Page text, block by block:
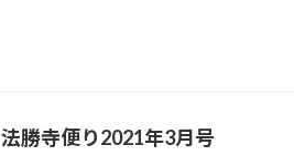
法勝寺便り2021年3月号